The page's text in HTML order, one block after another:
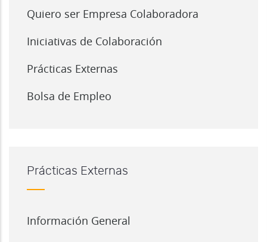
Quiero ser Empresa Colaboradora
Iniciativas de Colaboración
Prácticas Externas
Bolsa de Empleo
Prácticas Externas
Información General